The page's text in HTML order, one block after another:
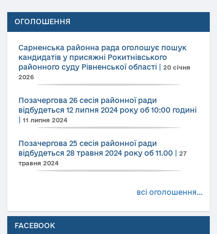
ОГОЛОШЕННЯ
Сарненська районна рада оголошує пошук
кандидатів у присяжні Рокитнівського
районного суду Рівненської області
20 січня
2026
Позачергова 26 сесія районної ради
відбудеться 12 липня 2024 року об 10:00 годині
11 липня 2024
Позачергова 25 сесія районної ради
відбудеться 28 травня 2024 року об 11.00
27
травня 2024
всі оголошення...
FACEBOOK